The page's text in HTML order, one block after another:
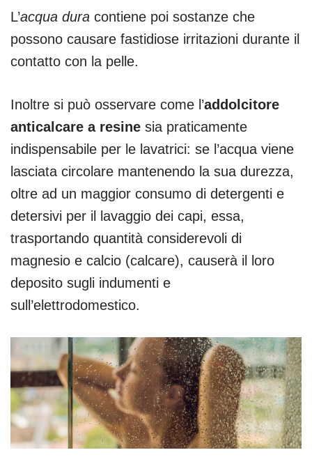
L’acqua dura contiene poi sostanze che
possono causare fastidiose irritazioni durante il
contatto con la pelle.
Inoltre si può osservare come l’addolcitore
anticalcare a resine sia praticamente
indispensabile per le lavatrici: se l’acqua viene
lasciata circolare mantenendo la sua durezza,
oltre ad un maggior consumo di detergenti e
detersivi per il lavaggio dei capi, essa,
trasportando quantità considerevoli di
magnesio e calcio (calcare), causerà il loro
deposito sugli indumenti e
sull’elettrodomestico.